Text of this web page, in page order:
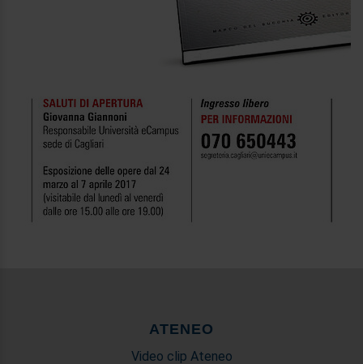
ATENEO
Video clip Ateneo